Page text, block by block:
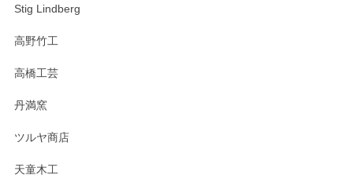
Stig Lindberg
高野竹工
高橋工芸
丹満窯
ツルヤ商店
天童木工